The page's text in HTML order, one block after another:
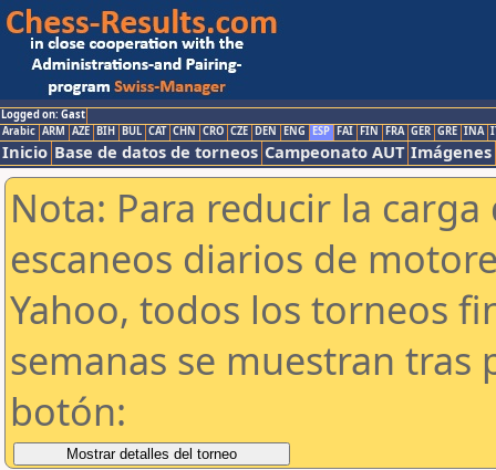
Logged on: Gast
Arabic ARM AZE BIH BUL CAT CHN CRO CZE DEN ENG ESP FAI FIN FRA GER GRE INA
Inicio Base de datos de torneos Campeonato AUT Imágenes
Nota: Para reducir la
escaneos diarios de
Yahoo, todos los torneos
semanas se muestran tras
botón: